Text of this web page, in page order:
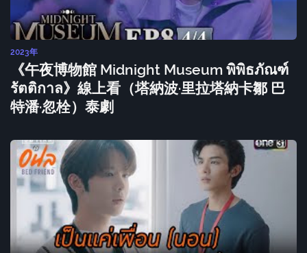
2023年
《午夜博物館 Midnight Museum พิพิธภัณฑ์
รัตติกาล》線上看（塔納波·里拉塔納卡鄒 巴
特潘·忽栓）泰劇